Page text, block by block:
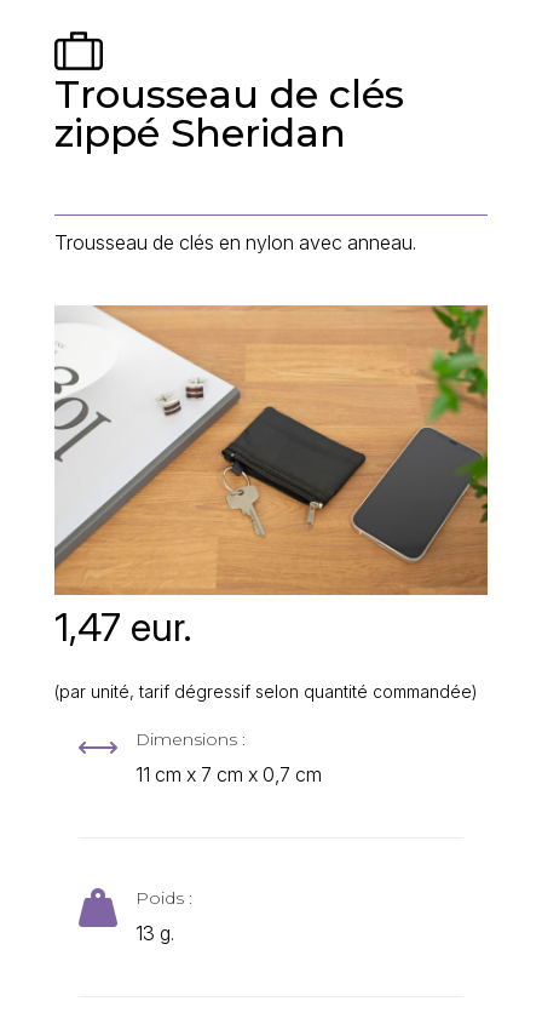
1,47 eur.
(par unité, tarif dégressif selon quantité commandée)
Trousseau de clés
zippé Sheridan
Trousseau de clés en nylon avec anneau.
, Dimensions :
11 cm x 7 cm x 0,7 cm
 Poids :
13 g.